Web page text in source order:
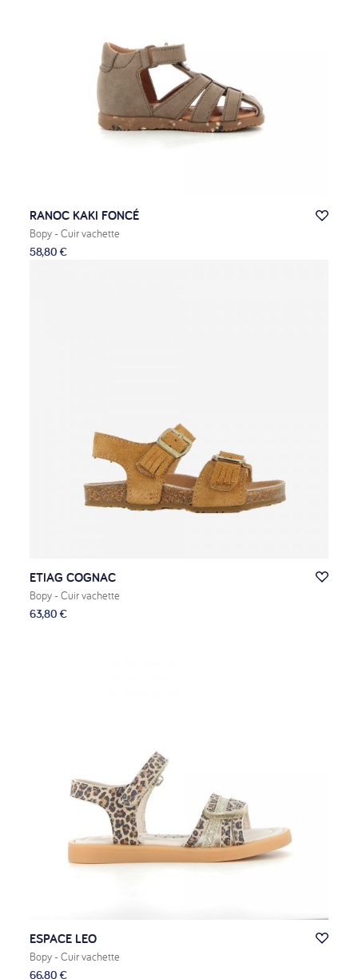
RANOC KAKI FONCÉ
Bopy - Cuir vachette
58,80 €
ETIAG COGNAC
Bopy - Cuir vachette
63,80 €
ESPACE LEO
Bopy - Cuir vachette
66,80 €